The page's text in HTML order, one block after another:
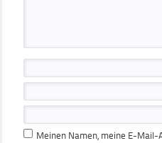
Meinen Namen, meine E-